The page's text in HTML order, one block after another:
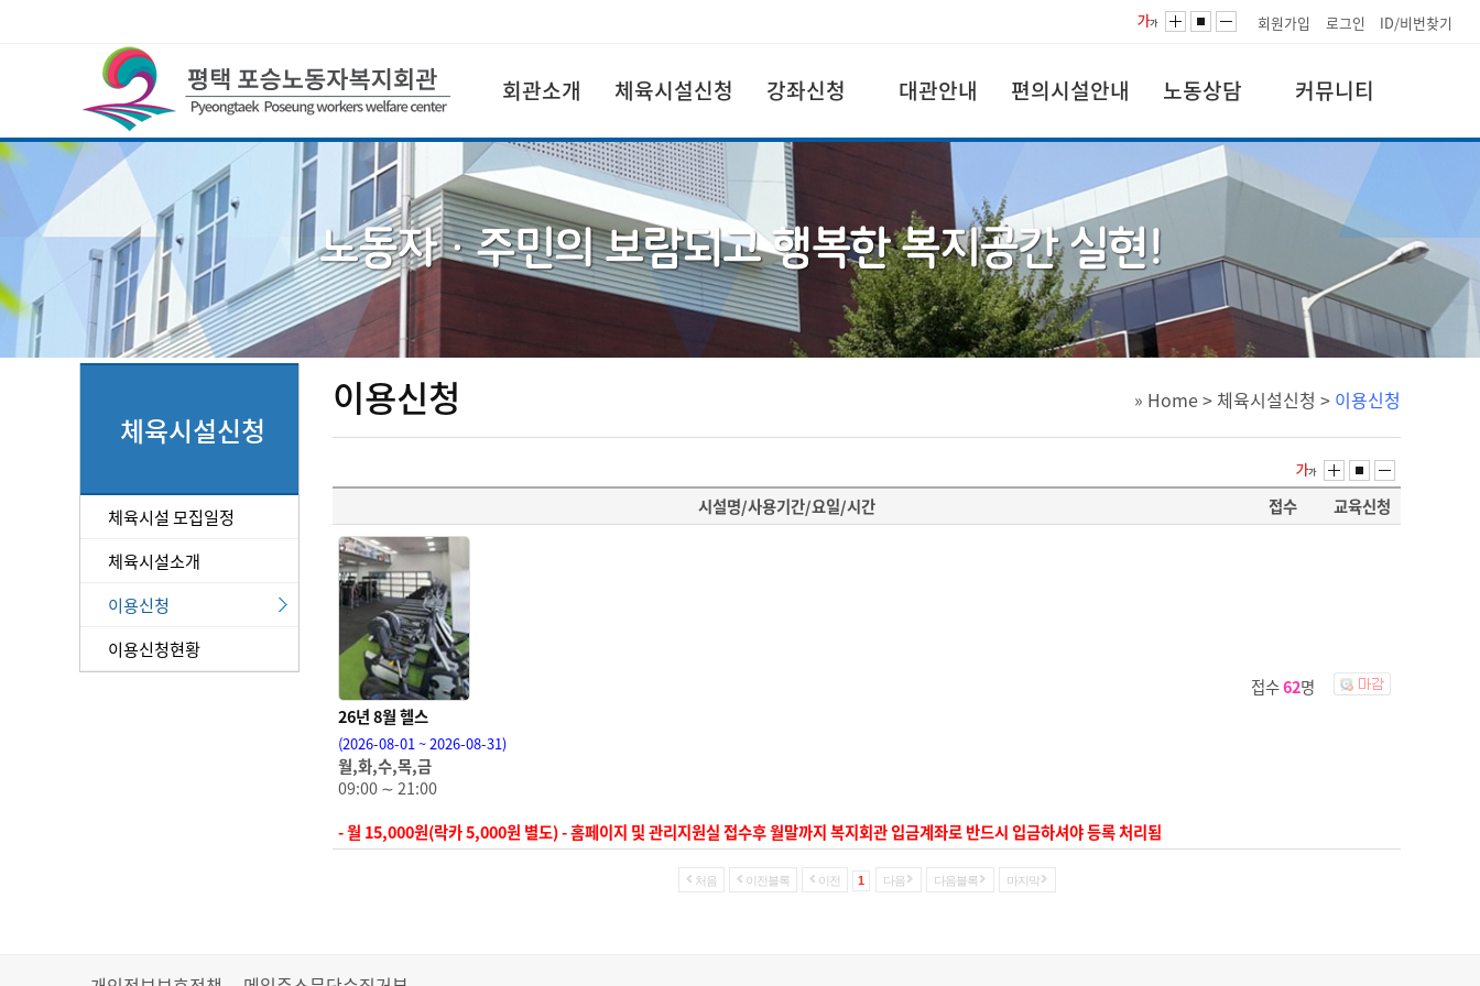
회원가입 로그인 ID/비번찾기
회관소개 체육시설신청 강좌신청 대관안내 편의시설안내 노동상담 커뮤니티
체육시설신청
체육시설 모집일정
체육시설소개
이용신청
이용신청현황
이용신청 » Home> 체육시설신청 > 이용신청
시설명/사용기간/요일/시간 접수 교육신청
26년 8월 헬스
(2026-08-01 ~ 2026-08-31)
월,화,수,목,금
09:00 ∼ 21:00
- 월 15,000원(락카 5,000원 별도) - 홈페이지 및 관리지원실 접수후 월말까지 복지회관 입금계좌로 반드시 입금하셔야 등록 처리됨
접수62명
처음 이전블록 이전 1 다음 다음블록 마지막